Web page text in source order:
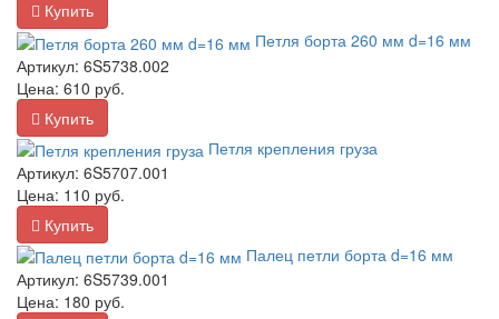
Купить
Петля борта 260 мм d=16 мм
Артикул: 6S5738.002
Цена: 610 руб.
Купить
Петля крепления груза
Артикул: 6S5707.001
Цена: 110 руб.
Купить
Палец петли борта d=16 мм
Артикул: 6S5739.001
Цена: 180 руб.